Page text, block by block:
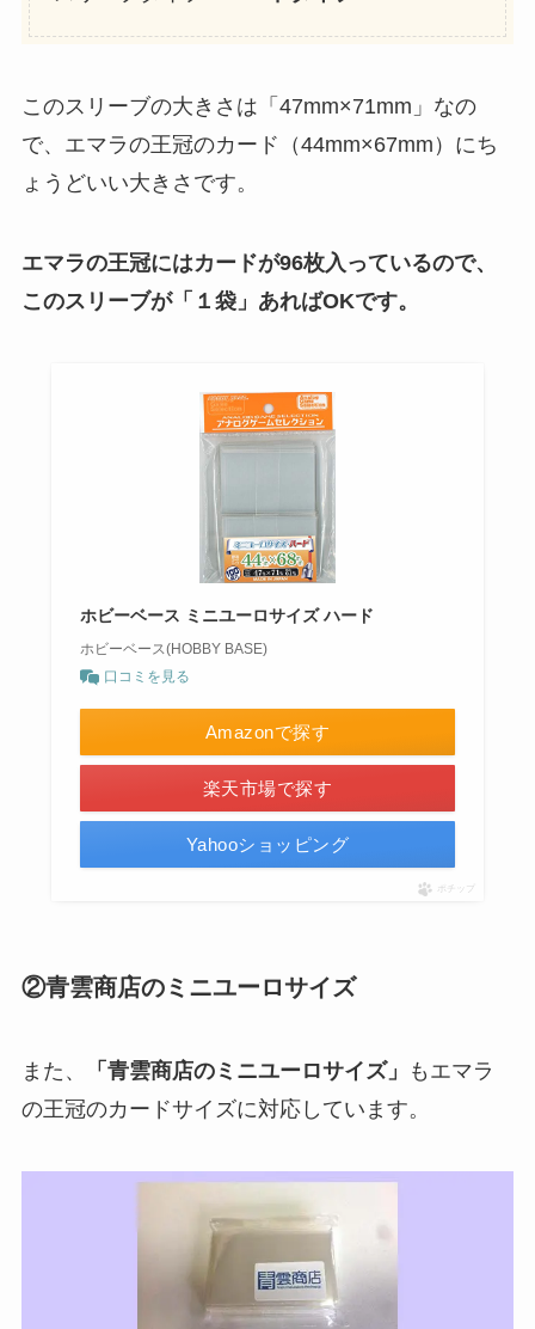
このスリーブの大きさは「47mm×71mm」なの
で、エマラの王冠のカード（44mm×67mm）にち
ょうどいい大きさです。
エマラの王冠にはカードが96枚入っているので、
このスリーブが「１ 袋」あればOKです。
ホビーベース ミニユーロサイズ ハード
ホビーベース(HOBBY BASE)
口コミを見る
Amazonで探す
楽天市場で探す
Yahooショッピング
ポチップ
②青雲商店のミニユーロサイズ
また、 「青雲商店のミニユーロサイズ」
もエマラ
の王冠のカードサイズに対応しています。